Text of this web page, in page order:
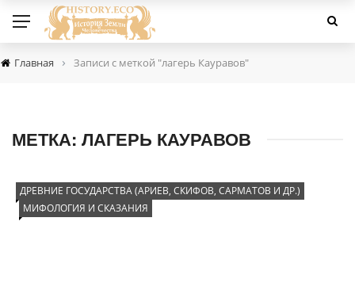
Главная › Записи с меткой "лагерь Кауравов"
МЕТКА: ЛАГЕРЬ КАУРАВОВ
ДРЕВНИЕ ГОСУДАРСТВА (АРИЕВ, СКИФОВ, САРМАТОВ И ДР.)
МИФОЛОГИЯ И СКАЗАНИЯ